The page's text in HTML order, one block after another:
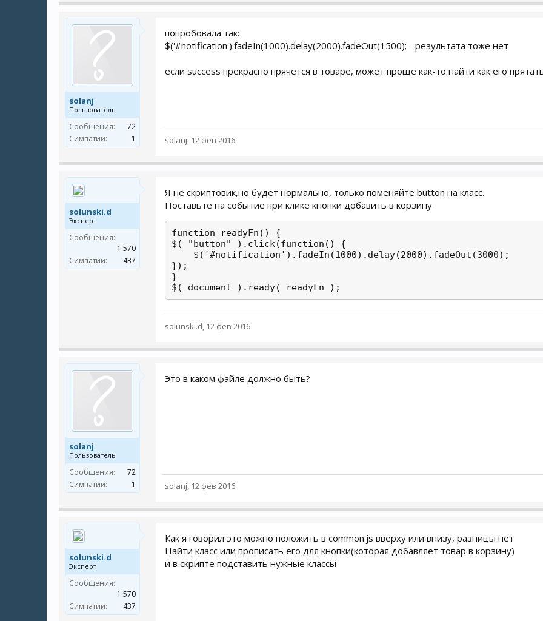
solanj
Пользователь
Сообщения:
72
Симпатии:
1
попробовала так:
$('#notification').fadeIn(1000).delay(2000).fadeOut(1500); - результата тоже нет
если success прекрасно прячется в товаре, может проще как-то найти как его
solanj, 12 фев 2016
solunski.d
Эксперт
Сообщения:
1.570
Симпатии:
437
Я не скриптовик,но будет нормально, только поменяйте button на класс.
Поставьте на событие при клике кнопки добавить в корзину
function readyFn() {
$( "button" ).click(function() {
    $('#notification').fadeIn(1000).delay(2000).fadeOut(3000);
});
}
$( document ).ready( readyFn );
solunski.d, 12 фев 2016
solanj
Пользователь
Сообщения:
72
Симпатии:
1
Это в каком файле должно быть?
solanj, 12 фев 2016
solunski.d
Эксперт
Сообщения:
1.570
Симпатии:
437
Как я говорил это можно положить в common.js вверху или внизу, разницы нет
Найти класс или прописать его для кнопки(которая добавляет товар в корзину)
и в скрипте подставить нужные классы